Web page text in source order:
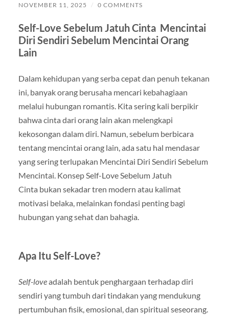
NOVEMBER 11, 2025 / 0 COMMENTS
Self-Love Sebelum Jatuh Cinta Mencintai
Diri Sendiri Sebelum Mencintai Orang
Lain
Dalam kehidupan yang serba cepat dan penuh tekanan
ini, banyak orang berusaha mencari kebahagiaan
melalui hubungan romantis. Kita sering kali berpikir
bahwa cinta dari orang lain akan melengkapi
kekosongan dalam diri. Namun, sebelum berbicara
tentang mencintai orang lain, ada satu hal mendasar
yang sering terlupakan Mencintai Diri Sendiri Sebelum
Mencintai. Konsep Self-Love Sebelum Jatuh
Cinta bukan sekadar tren modern atau kalimat
motivasi belaka, melainkan fondasi penting bagi
hubungan yang sehat dan bahagia.
Apa Itu Self-Love?
Self-loveadalah bentuk penghargaan terhadap diri
sendiri yang tumbuh dari tindakan yang mendukung
pertumbuhan fisik, emosional, dan spiritual seseorang.